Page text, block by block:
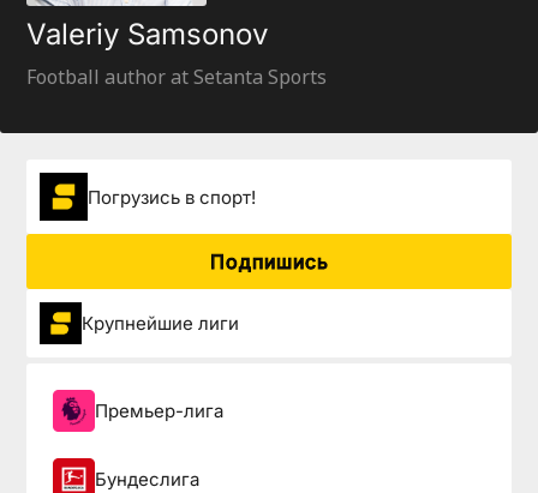
Valeriy Samsonov
Football author at Setanta Sports
Погрузиcь в спорт!
Подпишись
Крупнейшие лиги
Премьер-лига
Бундеслига